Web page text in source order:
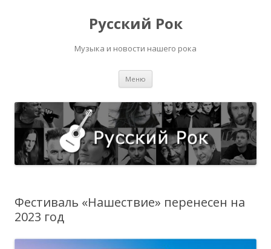
Русский Рок
Музыка и новости нашего рока
Меню
Фестиваль «Нашествие» перенесен на
2023 год